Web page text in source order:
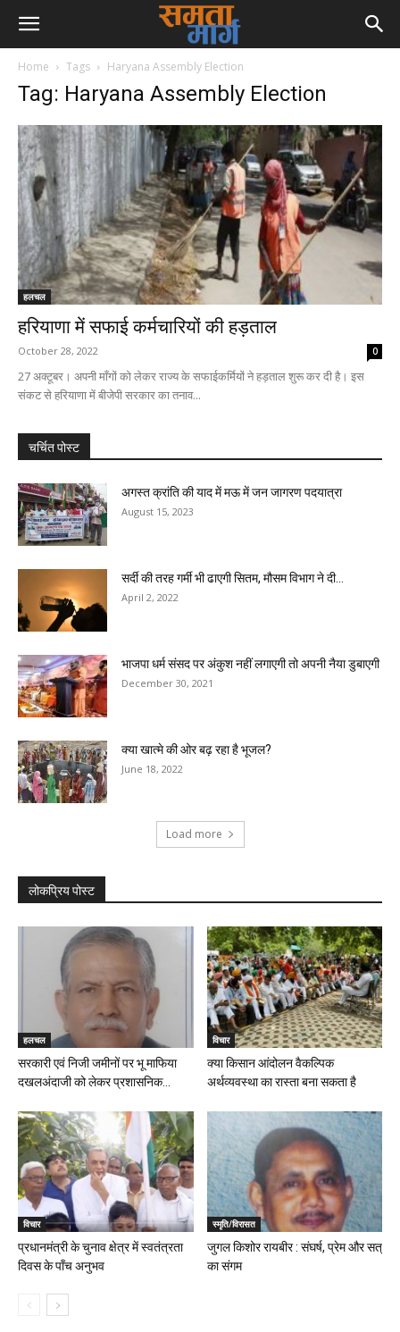
Home Tags Haryana Assembly Election
Tag: Haryana Assembly Election
हलचल
हरियाणा में सफाई कर्मचारियों की हड़ताल
October 28, 2022 0
27 अक्टूबर। अपनी माँगों को लेकर राज्य के सफाईकर्मियों ने हड़ताल शुरू कर दी है। इस
संकट से हरियाणा में बीजेपी सरकार का तनाव...
चर्चित पोस्ट
अगस्त क्रांति की याद में मऊ में जन जागरण पदयात्रा
August 15, 2023
सर्दी की तरह गर्मी भी ढाएगी सितम, मौसम विभाग ने दी...
April 2, 2022
भाजपा धर्म संसद पर अंकुश नहीं लगाएगी तो अपनी नैया डुबाएगी
December 30, 2021
क्या खात्मे की ओर बढ़ रहा है भूजल?
June 18, 2022
Load more
लोकप्रिय पोस्ट
हलचल
सरकारी एवं निजी जमीनों पर भू माफिया
दखलअंदाजी को लेकर प्रशासनिक...
विचार
क्या किसान आंदोलन वैकल्पिक
अर्थव्यवस्था का रास्ता बना सकता है
विचार
प्रधानमंत्री के चुनाव क्षेत्र में स्वतंत्रता
दिवस के पॉंच अनुभव
स्मृति/विरासत
जुगल किशोर रायबीर : संघर्ष, प्रेम और सत्
का संगम